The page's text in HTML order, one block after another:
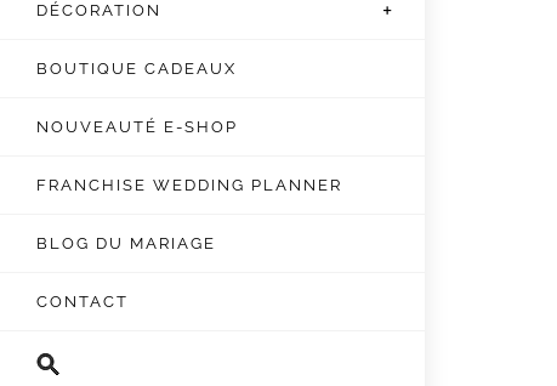
DÉCORATION
BOUTIQUE CADEAUX
NOUVEAUTÉ E-SHOP
FRANCHISE WEDDING PLANNER
BLOG DU MARIAGE
CONTACT